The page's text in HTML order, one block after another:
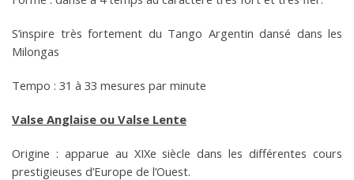
S’inspire très fortement du Tango Argentin dansé dans les
Milongas
Tempo : 31 à 33 mesures par minute
Valse Anglaise ou Valse Lente
Origine : apparue au XIXe siècle dans les différentes cours
prestigieuses d’Europe de l’Ouest.